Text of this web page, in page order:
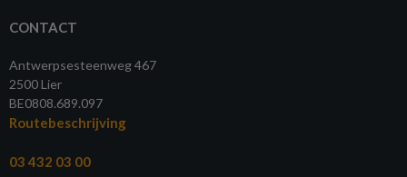
CONTACT
Antwerpsesteenweg 467
2500 Lier
BE0808.689.097
Routebeschrijving
03 432 03 00